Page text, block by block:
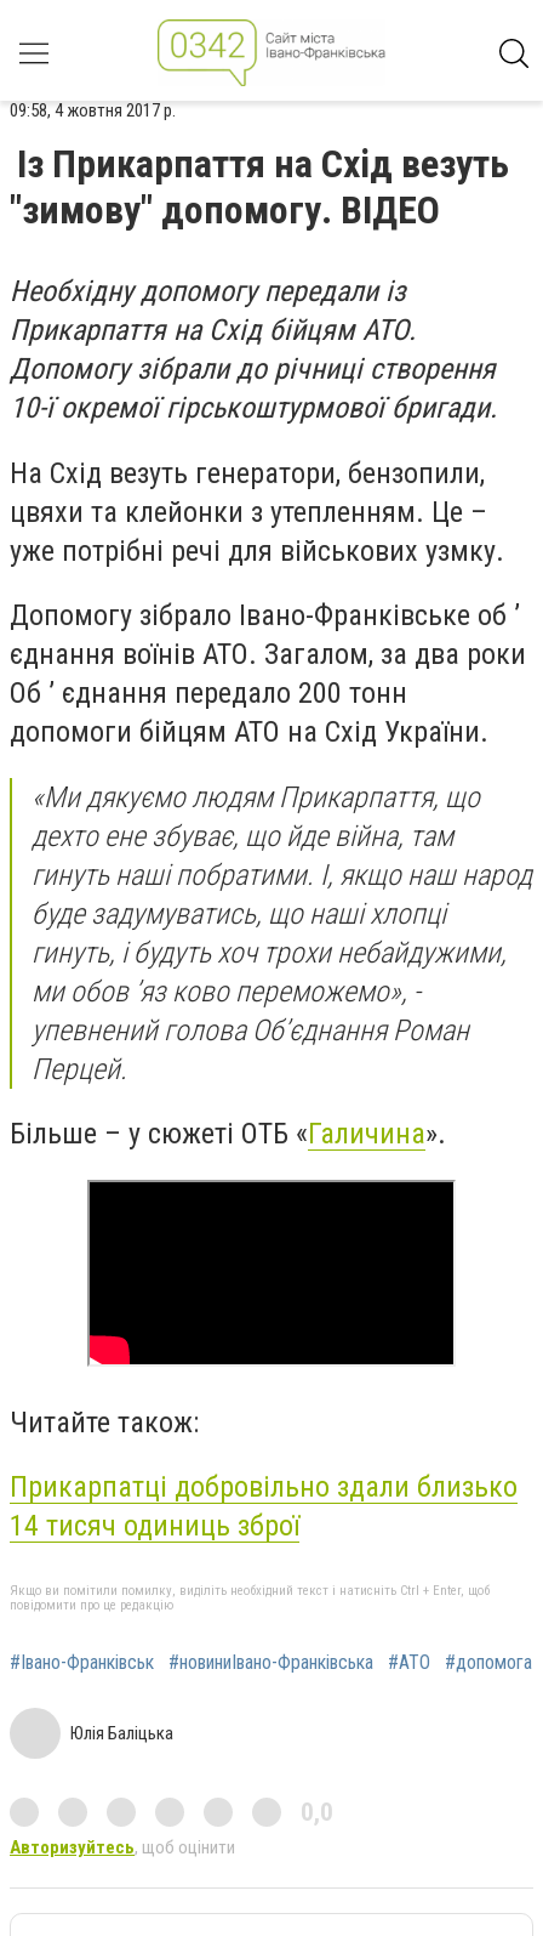
09:58, 4 жовтня 2017 р.
Із Прикарпаття на Схід везуть
"зимову" допомогу. ВІДЕО
Необхідну допомогу передали із
Прикарпаття на Схід бійцям АТО.
Допомогу зібрали до річниці створення
10-ї окремої гірськоштурмової бригади.
На Схід везуть генератори, бензопили,
цвяхи та клейонки з утепленням. Це –
уже потрібні речі для військових узмку.
Допомогу зібрало Івано-Франківське об ’
єднання воїнів АТО. Загалом, за два роки
Об ’ єднання передало 200 тонн
допомоги бійцям АТО на Схід України.
«Ми дякуємо людям Прикарпаття, що
дехто ене збуває, що йде війна, там
гинуть наші побратими. І, якщо наш народ
буде задумуватись, що наші хлопці
гинуть, і будуть хоч трохи небайдужими,
ми обов ’яз ково переможемо», -
упевнений голова Об’єднання Роман
Перцей.
Більше – у сюжеті ОТБ «Галичина».
Читайте також:
Прикарпатці добровільно здали близько
14 тисяч одиниць зброї
Якщо ви помітили помилку, виділіть необхідний текст і натисніть Ctrl + Enter, щоб
повідомити про це редакцію
#Івано-Франківськ #новиниІвано-Франківська #АТО #допомога
Юлія Баліцька
0,0
Авторизуйтесь, щоб оцінити